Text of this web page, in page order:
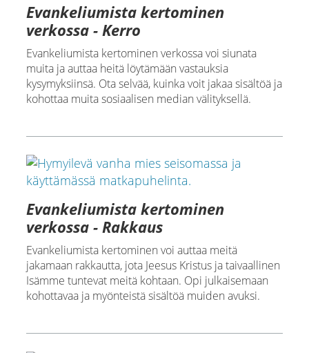
Evankeliumista kertominen
verkossa - Kerro
Evankeliumista kertominen verkossa voi siunata
muita ja auttaa heitä löytämään vastauksia
kysymyksiinsä. Ota selvää, kuinka voit jakaa sisältöä ja
kohottaa muita sosiaalisen median välityksellä.
Evankeliumista kertominen
verkossa - Rakkaus
Evankeliumista kertominen voi auttaa meitä
jakamaan rakkautta, jota Jeesus Kristus ja taivaallinen
Isämme tuntevat meitä kohtaan. Opi julkaisemaan
kohottavaa ja myönteistä sisältöä muiden avuksi.